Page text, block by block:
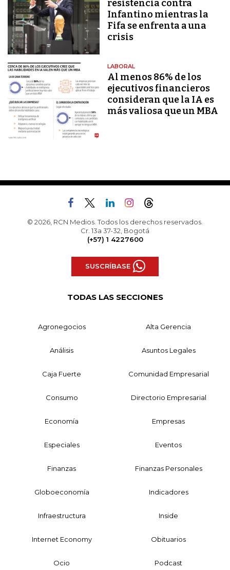
resistencia contra
Infantino mientras la
Fifa se enfrenta a una
crisis
LABORAL
Al menos 86% de los
ejecutivos financieros
consideran que la IA es
más valiosa que un MBA
© 2026, RCN Medios. Todos los derechos reservados.
Cr. 13a 37-32, Bogotá
(+57) 1 4227600
SUSCRÍBASE
TODAS LAS SECCIONES
Agronegocios Alta Gerencia
Análisis Asuntos Legales
Caja Fuerte Comunidad Empresarial
Consumo Directorio Empresarial
Economía Empresas
Especiales Eventos
Finanzas Finanzas Personales
Globoeconomía Indicadores
Infraestructura Inside
Internet Economy Obituarios
Ocio Podcast